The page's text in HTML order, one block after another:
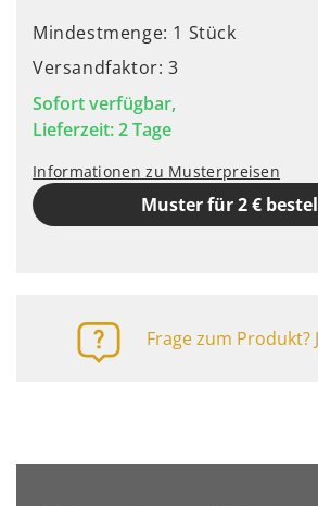
Mindestmenge: 1 Stück
Versandfaktor: 3
Sofort verfügbar,
Lieferzeit: 2 Tage
Informationen zu Musterpreisen
Muster für 2 €
Frage zum Produkt?